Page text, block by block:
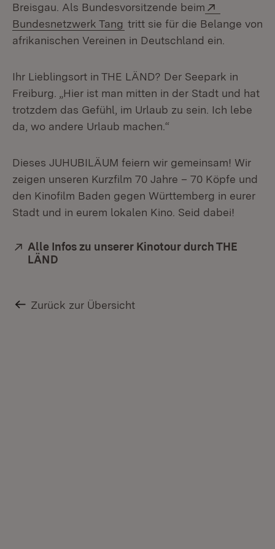
Breisgau. Als Bundesvorsitzende beim
Bundesnetzwerk Tang (Öffnet in neuem Fenster)
tritt sie für die Belange von
afrikanischen Vereinen in Deutschland ein.
Ihr Lieblingsort in THE LÄND? Der Seepark in
Freiburg. „Hier ist man mitten in der Stadt und hat
trotzdem das Gefühl, im Urlaub zu sein. Ich lebe
da, wo andere Urlaub machen.“
Dieses JUHUBILÄUM feiern wir gemeinsam! Wir
zeigen unseren Kurzfilm 70 Jahre – 70 Köpfe und
den Kinofilm Baden gegen Württemberg in eurer
Stadt und in eurem lokalen Kino. Seid dabei!
Extern:
Alle Infos zu unserer Kinotour durch THE
LÄND
Zurück zur Übersicht